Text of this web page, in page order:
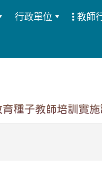
行政單位 教師
種子教師培訓實施